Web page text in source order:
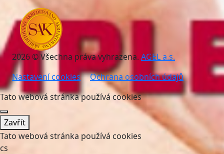
2026 © Všechna práva vyhrazena. AGEL a.s.
Nastavení cookies
Ochrana osobních údajů
Tato webová stránka používá cookies
Zavřít
Tato webová stránka používá cookies
cs